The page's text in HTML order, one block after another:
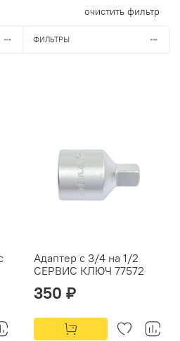
очистить фильтр
ФИЛЬТРЫ
Адаптер с 3/4 на 1/2
СЕРВИС КЛЮЧ 77572
350 ₽